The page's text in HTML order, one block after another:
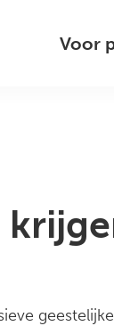
Voor